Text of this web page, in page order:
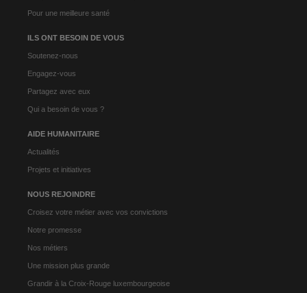
Pour une meilleure santé
ILS ONT BESOIN DE VOUS
Soutenez-nous
Engagez-vous
Partagez avec eux
Qui a besoin de vous ?
AIDE HUMANITAIRE
Actualités
Projets et initiatives
NOUS REJOINDRE
Croisez votre métier avec vos convictions
Notre promesse
Nos métiers
Une mission plus grande
Grandir à la Croix-Rouge luxembourgeoise